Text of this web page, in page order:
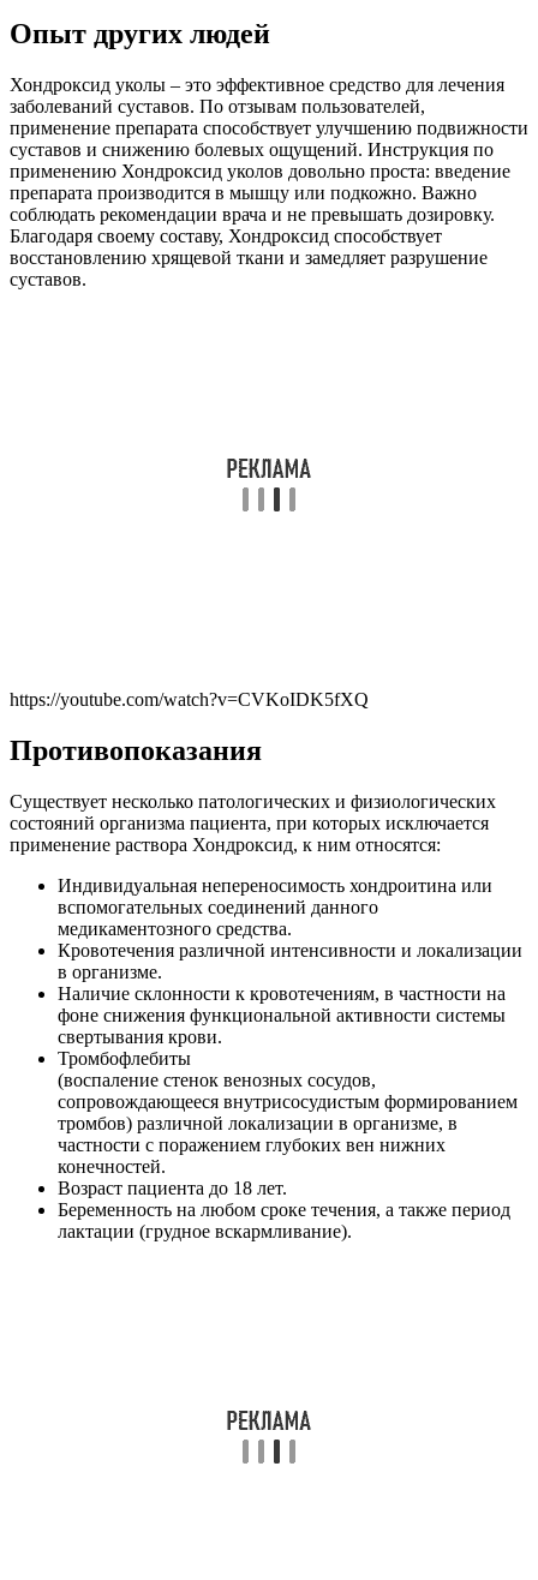
Опыт других людей
Хондроксид уколы – это эффективное средство для лечения
заболеваний суставов. По отзывам пользователей,
применение препарата способствует улучшению подвижности
суставов и снижению болевых ощущений. Инструкция по
применению Хондроксид уколов довольно проста: введение
препарата производится в мышцу или подкожно. Важно
соблюдать рекомендации врача и не превышать дозировку.
Благодаря своему составу, Хондроксид способствует
восстановлению хрящевой ткани и замедляет разрушение
суставов.
https://youtube.com/watch?v=CVKoIDK5fXQ
Противопоказания
Существует несколько патологических и физиологических
состояний организма пациента, при которых исключается
применение раствора Хондроксид, к ним относятся:
Индивидуальная непереносимость хондроитина или
вспомогательных соединений данного
медикаментозного средства.
Кровотечения различной интенсивности и локализации
в организме.
Наличие склонности к кровотечениям, в частности на
фоне снижения функциональной активности системы
свертывания крови.
Тромбофлебиты
(воспаление стенок венозных сосудов,
сопровождающееся внутрисосудистым формированием
тромбов) различной локализации в организме, в
частности с поражением глубоких вен нижних
конечностей.
Возраст пациента до 18 лет.
Беременность на любом сроке течения, а также период
лактации (грудное вскармливание).